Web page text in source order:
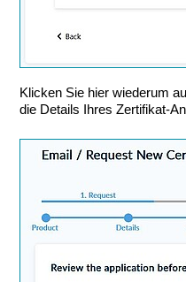
Klicken Sie hier wiederum
die Details Ihres Zertifikat-